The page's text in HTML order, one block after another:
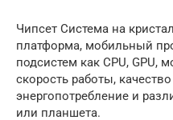
Чипсет Система на
платформа, мобильный
подсистем как CPU, GPU,
скорость работы,
энергопотребление и
или планшета.